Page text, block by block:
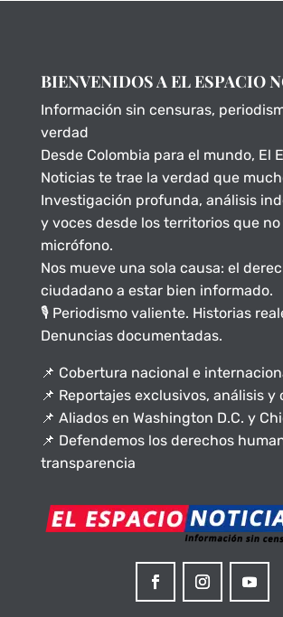
BIENVENIDOS A EL ESPACIO
Información sin censuras,
verdad
Desde Colombia para el mundo, El
Noticias te trae la verdad que
Investigación profunda, análisis
y voces desde los territorios que
micrófono.
Nos mueve una sola causa: el
ciudadano a estar bien informado.
🎙️ Periodismo valiente. Historias
Denuncias documentadas.
📌 Cobertura nacional e
📌 Reportajes exclusivos, análisis y
📌 Aliados en Washington D.C. y
📌 Defendemos los derechos
transparencia